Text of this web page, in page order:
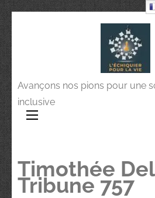
Avançons nos pions pour une
inclusive
Timothée
Tribune 757